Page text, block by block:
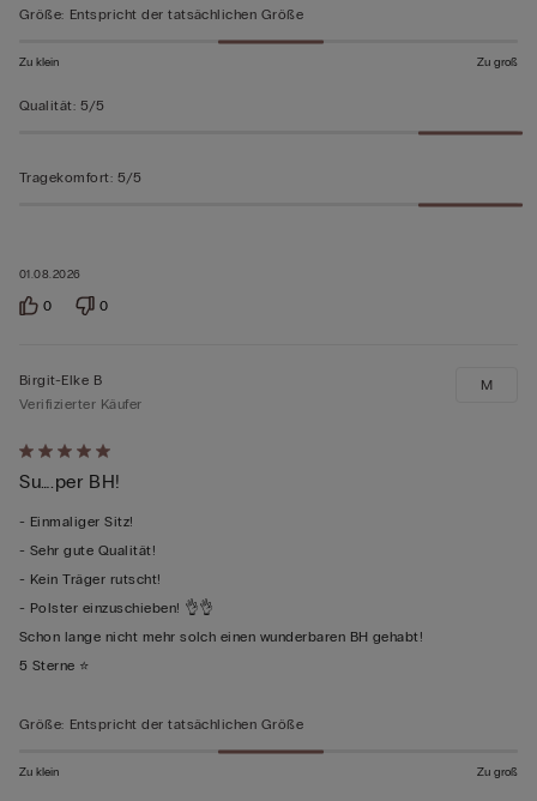
5
01.08.2026
Größe: Entspricht der tatsächlichen Größe
Zu klein Zu groß
Qualität: 5/5
Tragekomfort: 5/5
0 0
Mit
5
von
bewertet
Birgit-Elke B
Verifizierter Käufer
Su….per BH!
- Einmaliger Sitz!
- Sehr gute Qualität!
- Kein Träger rutscht!
- Polster einzuschieben! 👌👌
Schon lange nicht mehr solch einen wunderbaren BH gehabt!
5 Sterne ⭐️
M
Größe: Entspricht der tatsächlichen Größe
Zu klein Zu groß